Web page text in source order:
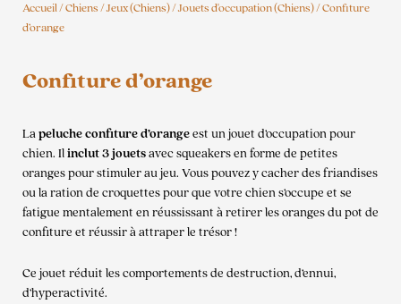
Accueil/Chiens/Jeux (Chiens)/Jouets d'occupation (Chiens)/ Confiture
d’orange
Confiture d’orange
Lapeluche confiture d’orangeest un jouet d’occupation pour
chien. Ilinclut 3 jouetsavec squeakers en forme de petites
oranges pour stimuler au jeu. Vous pouvez y cacher des friandises
ou la ration de croquettes pour que votre chien s’occupe et se
fatigue mentalement en réussissant à retirer les oranges du pot de
confiture et réussir à attraper le trésor !
Ce jouet réduit les comportements de destruction, d’ennui,
d’hyperactivité.